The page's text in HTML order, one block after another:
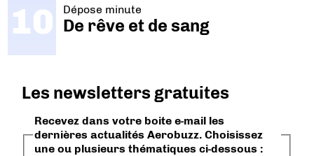
Dépose minute
De rêve et de sang
Les newsletters gratuites
Recevez dans votre boite e-mail les
dernières actualités Aerobuzz. Choisissez
une ou plusieurs thématiques ci-dessous :